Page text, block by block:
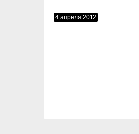
4 апреля 2012